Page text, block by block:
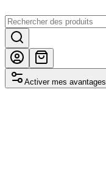
Activer mes avantages